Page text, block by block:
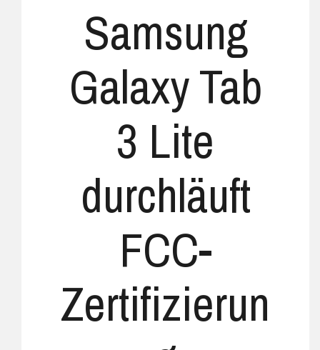
Samsung
Galaxy Tab
3 Lite
durchläuft
FCC-
Zertifizierun